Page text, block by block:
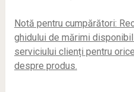
Notă pentru cumpărători:
ghidului de mărimi
serviciului clienți pentru
despre produs.